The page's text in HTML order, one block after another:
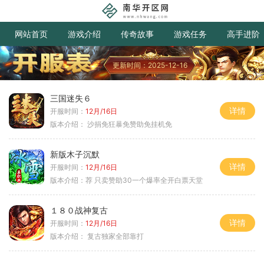
网站首页 游戏介绍 传奇故事 游戏任务 高手进阶
更新时间：2025-12-16
三国迷失６
开服时间： 12月/16日
版本介绍： 沙捐免狂暴免赞助免挂机免
详情
新版木子沉默
开服时间： 12月/16日
版本介绍： 荐 只卖赞助30一个爆率全开白票天堂
详情
１８０战神复古
开服时间： 12月/16日
版本介绍： 复古独家全部靠打
详情